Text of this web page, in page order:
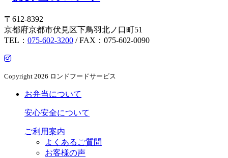
〒612-8392
京都府京都市伏見区下鳥羽北ノ口町51
TEL： 075-602-3200 / FAX：075-602-0090
Copyright 2026 ロンドフードサービス
お弁当について
安心安全について
ご利用案内
よくあるご質問
お客様の声